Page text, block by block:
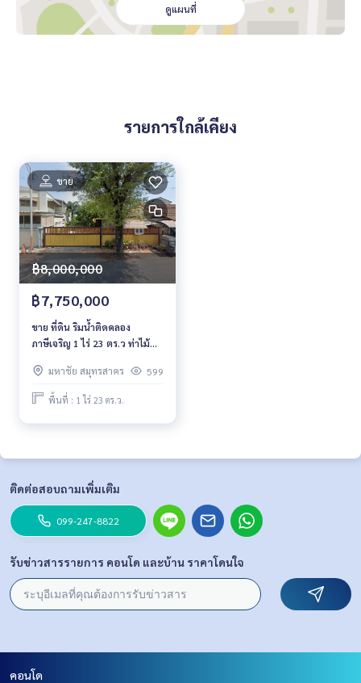
• 1 ห้องน้ำ
• พื้นที่ใช้สอยอเนกประสงค์ เหมาะสำหรับซักล้าง จัดสวน หรือพัก
• รีโนเวทใหม่ พร้อมเข้าอยู่
• ถนนหน้าบ้านทำใหม่ เดินทางสะดวก
• พื้นที่ใช้สอยหลายชั้น รองรับการใช้งานได้หลากหลาย
💰ราคาขายเพียง 3.8 ล้านบาท
แผนที่ https://maps.app.goo.gl/r3gyNaJ5SX5rNhrH7
ติดต่อ น้องบี เบอร์โทร
สนใจ เช่า – ซื้อ ติดต่อ Line ID: @superb-estate
https://lin.ee/luSfAxh
สนใจฝากทรัพย์เช่า – ขาย ติดต่อ Line ID: @superbestate
https://lin.ee/K5iYwEr
ดูแผนที่
รายการใกล้เคียง
ขาย
฿8,000,000
฿7,750,000
ขาย ที่ดิน ริมน้ำติดคลอง
ภาษีเจริญ 1 ไร่ 23 ตร.ว ท่าไม้
มหาชัย สมุทรสาคร
599
พื้นที่ : 1 ไร่ 23 ตร.ว.
ติดต่อสอบถามเพิ่มเติม
099-247-8822
รับข่าวสารรายการ คอนโด และบ้าน ราคาโดนใจ
คอนโด